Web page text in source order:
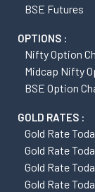
BSE Futures
OPTIONS :
Nifty Option
Midcap Nifty
BSE Option
GOLD RATES :
Gold Rate
Gold Rate
Gold Rate
Gold Rate